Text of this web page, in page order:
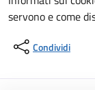
servono e come
Condividi